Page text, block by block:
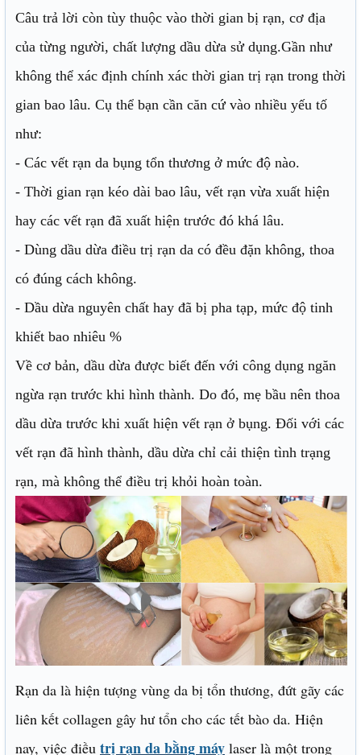
Câu trả lời còn tùy thuộc vào thời gian bị rạn, cơ địa
của từng người, chất lượng dầu dừa sử dụng.Gần như
không thể xác định chính xác thời gian trị rạn trong thời
gian bao lâu. Cụ thể bạn cần căn cứ vào nhiều yếu tố
như:
- Các vết rạn da bụng tổn thương ở mức độ nào.
- Thời gian rạn kéo dài bao lâu, vết rạn vừa xuất hiện
hay các vết rạn đã xuất hiện trước đó khá lâu.
- Dùng dầu dừa điều trị rạn da có đều đặn không, thoa
có đúng cách không.
- Dầu dừa nguyên chất hay đã bị pha tạp, mức độ tinh
khiết bao nhiêu %
Về cơ bản, dầu dừa được biết đến với công dụng ngăn
ngừa rạn trước khi hình thành. Do đó, mẹ bầu nên thoa
dầu dừa trước khi xuất hiện vết rạn ở bụng. Đối với các
vết rạn đã hình thành, dầu dừa chỉ cải thiện tình trạng
rạn, mà không thể điều trị khỏi hoàn toàn.
Rạn da là hiện tượng vùng da bị tổn thương, đứt gãy các
liên kết collagen gây hư tổn cho các tết bào da. Hiện
nay, việc điều trị rạn da bằng máy laser là một trong